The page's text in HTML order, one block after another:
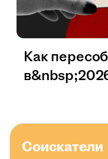
Как
Соискатели